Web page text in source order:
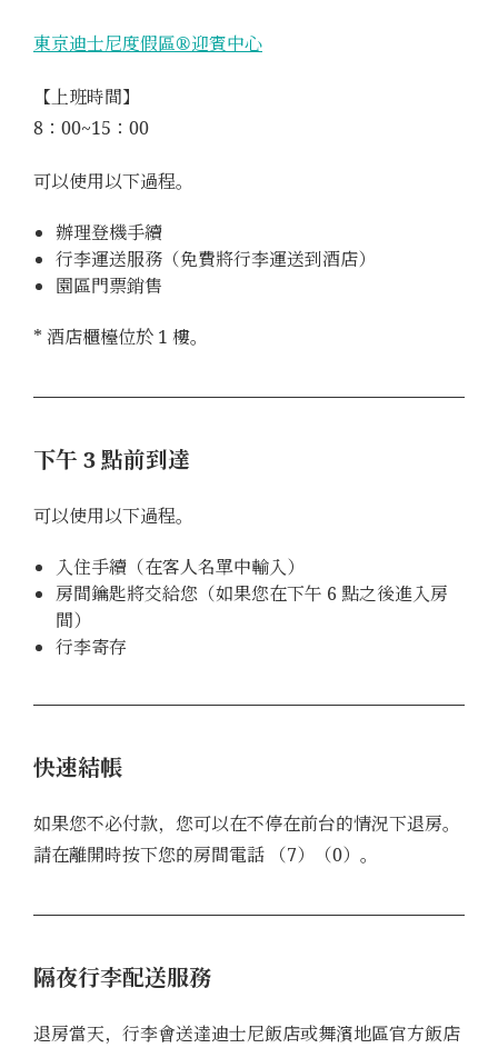
東京迪士尼度假區®迎賓中心
【上班時間】
8：00~15：00
可以使用以下過程。
辦理登機手續
行李運送服務（免費將行李運送到酒店）
園區門票銷售
* 酒店櫃檯位於 1 樓。
下午 3 點前到達
可以使用以下過程。
入住手續（在客人名單中輸入）
房間鑰匙將交給您（如果您在下午 6 點之後進入房
間）
行李寄存
快速結帳
如果您不必付款，您可以在不停在前台的情況下退房。
請在離開時按下您的房間電話 （7）（0）。
隔夜行李配送服務
退房當天，行李會送達迪士尼飯店或舞濱地區官方飯店